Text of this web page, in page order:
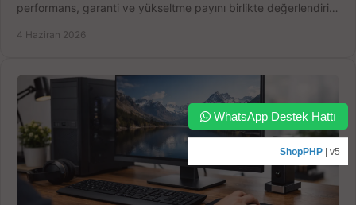
performans, garanti ve yükseltme payını birlikte değerlendirin,
4 Haziran 2026
WhatsApp Destek Hattı
ShopPHP | v5